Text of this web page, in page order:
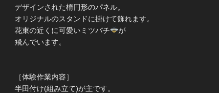
デザインされた楕円形のパネル。
オリジナルのスタンドに掛けて飾れます。
花束の近くに可愛いミツバチ
が
飛んでいます。
［体験作業内容］
半田付け(組み立て)が主です。